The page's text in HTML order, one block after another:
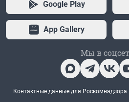
Google Play
App Gallery
Мы в
Контактные данные для Роскомнадзора